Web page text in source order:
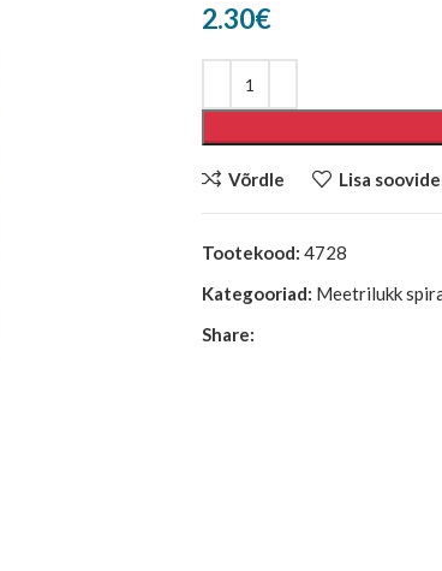
2.30€
Võrdle Lisa
Tootekood: 4728
Kategooriad: Meetrilukk
Share: